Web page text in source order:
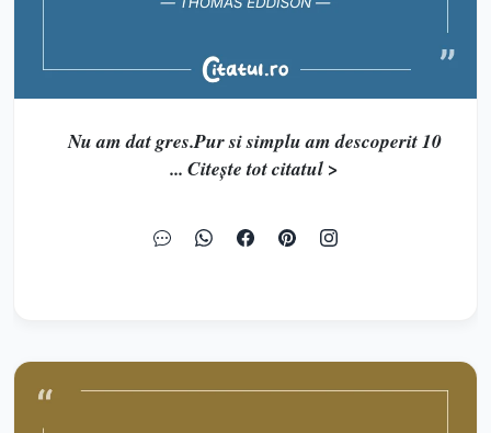
Nu am dat gres.Pur si simplu am descoperit 10
... Citește tot citatul >